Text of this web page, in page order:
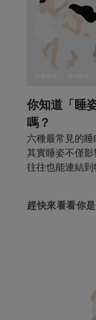
你知道「睡
嗎？
六種最常見的睡
其實睡姿不僅影
往往也能連結
趕快來看看你